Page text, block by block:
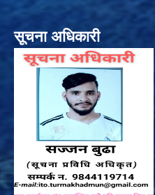
सूचना अधिकारी